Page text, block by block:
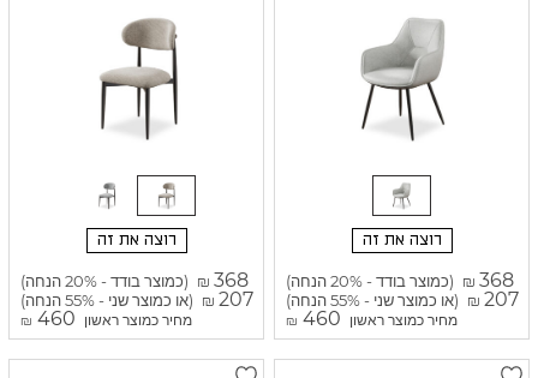
רוצה את זה
₪ 368 (כמוצר בודד - 20% הנחה)
₪ 207 (או כמוצר שני - 55% הנחה)
מחיר כמוצר ראשון ₪ 460
רוצה את זה
₪ 368 (כמוצר בודד - 20% הנחה)
₪ 207 (או כמוצר שני - 55% הנחה)
מחיר כמוצר ראשון ₪ 460